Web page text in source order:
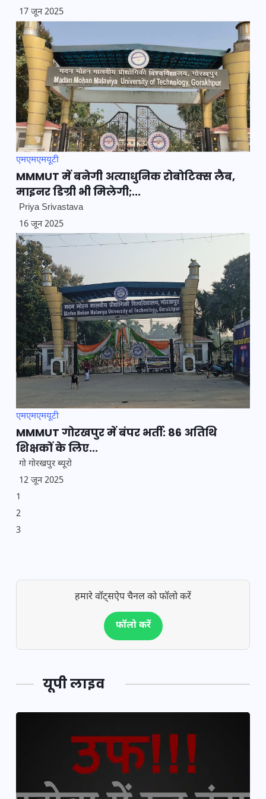
17 जून 2025
एमएमएमयूटी
MMMUT में बनेगी अत्याधुनिक रोबोटिक्स लैब,
माइनर डिग्री भी मिलेगी;...
Priya Srivastava
16 जून 2025
एमएमएमयूटी
MMMUT गोरखपुर में बंपर भर्ती: 86 अतिथि
शिक्षकों के लिए...
गो गोरखपुर ब्यूरो
12 जून 2025
1
2
3
हमारे वॉट्सऐप चैनल को फॉलो करें
फॉलो करें
यूपी लाइव